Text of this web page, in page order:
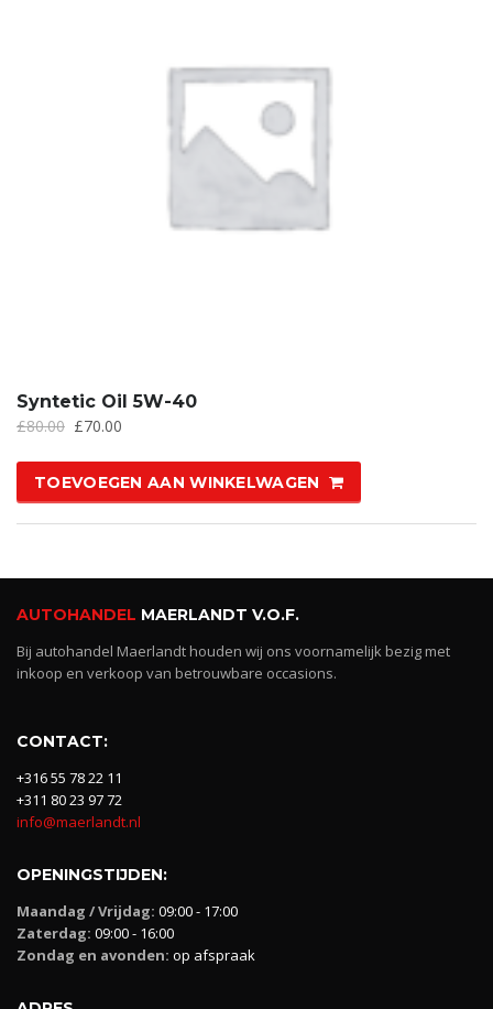
Syntetic Oil 5W-40
£80.00 £70.00
TOEVOEGEN AAN WINKELWAGEN
AUTOHANDEL MAERLANDT V.O.F.
Bij autohandel Maerlandt houden wij ons voornamelijk bezig met
inkoop en verkoop van betrouwbare occasions.
CONTACT:
+316 55 78 22 11
+311 80 23 97 72
info@maerlandt.nl
OPENINGSTIJDEN:
Maandag / Vrijdag: 09:00 - 17:00
Zaterdag: 09:00 - 16:00
Zondag en avonden: op afspraak